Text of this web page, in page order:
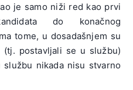
je samo niži red kao prvi
do konačnog
tome, u dosadašnjem su
postavljali se u službu)
nikada nisu stvarno